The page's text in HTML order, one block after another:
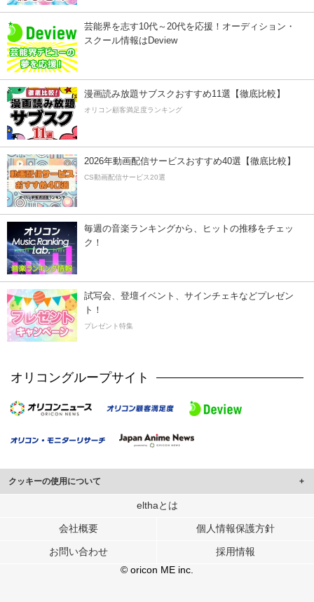
芸能界を志す10代～20代を応援！オーディション・
スクール情報はDeview
漫画読み放題サブスクおすすめ11選【徹底比較】
オリコン顧客満足度ランキング
2026年動画配信サービスおすすめ40選【徹底比較】
CS動画配信サービス20選
毎週の音楽ランキングから、ヒットの推移をチェッ
ク！
試写会、登壇イベント、サインチェキなどプレゼン
ト！
プレゼント特集
オリコングループサイト
クッキーの使用について
このサイトでは Cookie を使用して、ユーザーに合わせたコンテンツや広告の
行っています。
メディアや広告配信、データ解析の各パートナーに提供しています。
各パートナーは、この情報とユーザーが各パートナーに提供した他の情報や、
ユーザーが各パートナーのサービスを使用したときに収集した他の情報を組み
elthaとは
会社概要 個人情報保護方針
お問い合わせ
採用情報
© oricon ME inc.